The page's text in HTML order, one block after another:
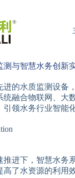
测与智慧水务创新
的水质监测设备
融合物联网、大
领水务行业智能
进下，智慧水务
了水资源的利用